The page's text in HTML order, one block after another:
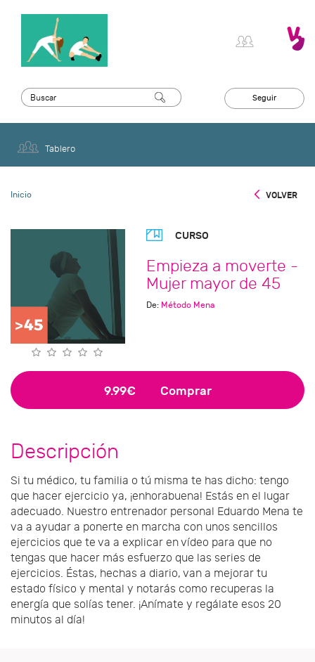
Seguir
Tablero
Inicio VOLVER
CURSO
Empieza a moverte -
Mujer mayor de 45
De: Método Mena
9.99€ Comprar
Descripción
Si tu médico, tu familia o tú misma te has dicho: tengo
que hacer ejercicio ya, ¡enhorabuena! Estás en el lugar
adecuado. Nuestro entrenador personal Eduardo Mena te
va a ayudar a ponerte en marcha con unos sencillos
ejercicios que te va a explicar en vídeo para que no
tengas que hacer más esfuerzo que las series de
ejercicios. Éstas, hechas a diario, van a mejorar tu
estado físico y mental y notarás como recuperas la
energía que solías tener. ¡Anímate y regálate esos 20
minutos al día!